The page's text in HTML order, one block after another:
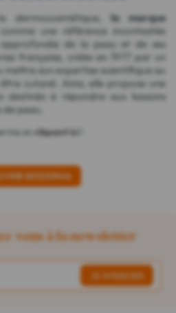
dermocosmétique, la marque
une référence incontestée
de la peau et de ses
française, créée en 1977 par un
son expertise scientifique au
cutané. Ainsi, elle propose une
destinés à répondre aux besoins
peau.
en cliquant ici
BIODERMA
vous à la newsletter